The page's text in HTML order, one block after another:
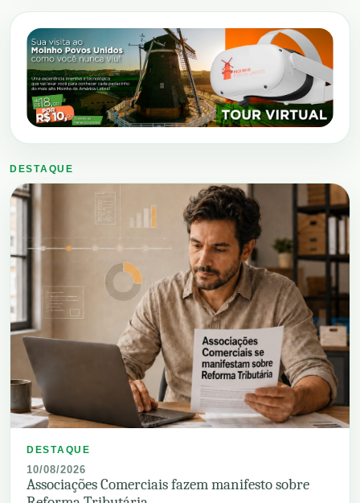
DESTAQUE
DESTAQUE
10/08/2026
Associações Comerciais fazem manifesto sobre